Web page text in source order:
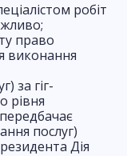
робіт
право
виконання
за гіг-
рівня
передбачає
послуг)
Дія